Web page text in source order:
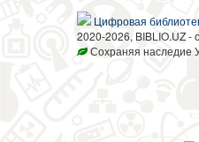
Цифровая
2020-2026, BIBLIO.UZ -
Сохраняя наследие